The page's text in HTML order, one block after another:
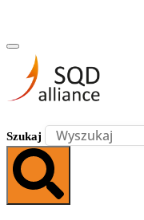
Szukaj